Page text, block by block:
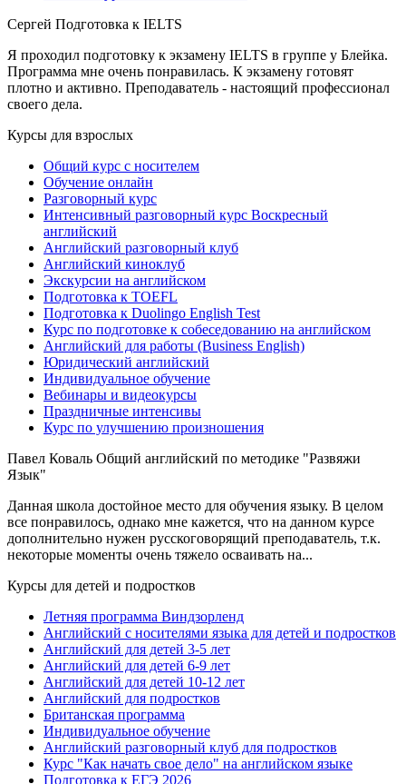
Сергей Подготовка к IELTS
Я проходил подготовку к экзамену IELTS в группе у Блейка.
Программа мне очень понравилась. К экзамену готовят
плотно и активно. Преподаватель - настоящий профессионал
своего дела.
Курсы для взрослых
Общий курс с носителем
Обучение онлайн
Разговорный курс
Интенсивный разговорный курс Воскресный
английский
Английский разговорный клуб
Английский киноклуб
Экскурсии на английском
Подготовка к TOEFL
Подготовка к Duolingo English Test
Курс по подготовке к собеседованию на английском
Английский для работы (Business English)
Юридический английский
Индивидуальное обучение
Вебинары и видеокурсы
Праздничные интенсивы
Курс по улучшению произношения
Павел Коваль Общий английский по методике "Развяжи
Язык"
Данная школа достойное место для обучения языку. В целом
все понравилось, однако мне кажется, что на данном курсе
дополнительно нужен русскоговорящий преподаватель, т.к.
некоторые моменты очень тяжело осваивать на...
Курсы для детей и подростков
Летняя программа Виндзорленд
Английский с носителями языка для детей и подростков
Английский для детей 3-5 лет
Английский для детей 6-9 лет
Английский для детей 10-12 лет
Английский для подростков
Британская программа
Индивидуальное обучение
Английский разговорный клуб для подростков
Курс "Как начать свое дело" на английском языке
Подготовка к ЕГЭ 2026